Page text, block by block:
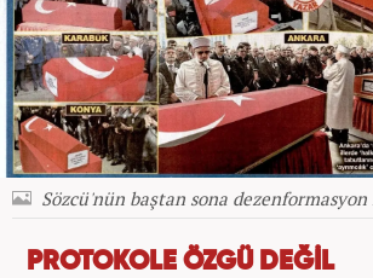
Sözcü'nün baştan sona
PROTOKOLE ÖZGÜ DEĞİL